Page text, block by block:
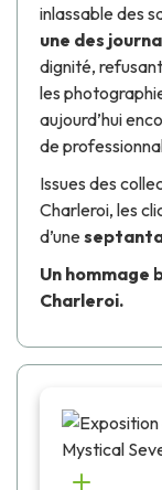
inlassable des
une des
dignité,
les
aujourd’hui
de
Issues des
Charleroi, les
d’une
Un hommage
Charleroi.